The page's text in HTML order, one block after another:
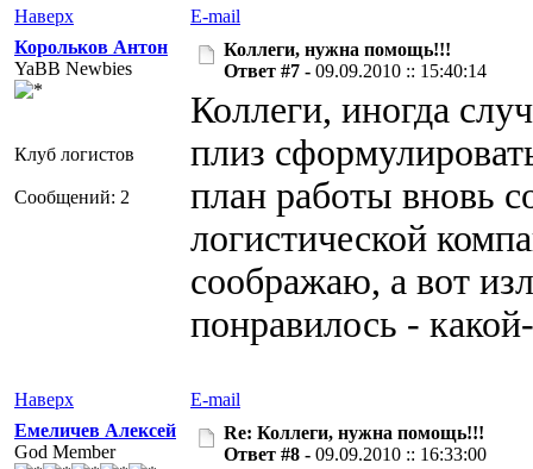
Наверх
E-mail
Корольков Антон
YaBB Newbies
Клуб логистов
Сообщений: 2
Коллеги, нужна помощь!!!
Ответ #7 - 09.09.2010 :: 15:40:14
Коллеги, иногда
плиз
план работы вновь
логистической
соображаю, а вот
понравилось -
Наверх
E-mail
Емеличев Алексей
God Member
Re: Коллеги, нужна помощь!!!
Ответ #8 - 09.09.2010 :: 16:33:00